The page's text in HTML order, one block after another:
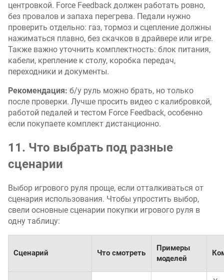
центровкой. Force Feedback должен работать ровно,
без провалов и запаха перегрева. Педали нужно
проверить отдельно: газ, тормоз и сцепление должны
нажиматься плавно, без скачков в драйвере или игре.
Также важно уточнить комплектность: блок питания,
кабели, крепление к столу, коробка передач,
переходники и документы.
Рекомендация: б/у руль можно брать, но только
после проверки. Лучше просить видео с калибровкой,
работой педалей и тестом Force Feedback, особенно
если покупаете комплект дистанционно.
11. Что выбрать под разные
сценарии
Выбор игрового руля проще, если отталкиваться от
сценария использования. Чтобы упростить выбор,
свели основные сценарии покупки игрового руля в
одну таблицу:
Сценарий Что смотреть
Примеры
моделей